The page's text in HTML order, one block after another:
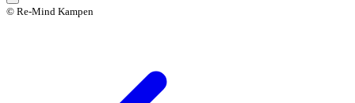
© Re-Mind Kampen